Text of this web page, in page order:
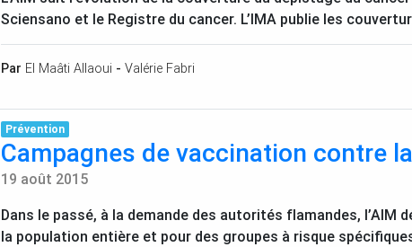
Sciensano et le Registre du cancer. L’IMA publie les
Par El Maâti Allaoui - Valérie Fabri
Prévention
Campagnes de vaccination contre
19 août 2015
Dans le passé, à la demande des autorités flamandes, l’AIM
la population entière et pour des groupes à risque